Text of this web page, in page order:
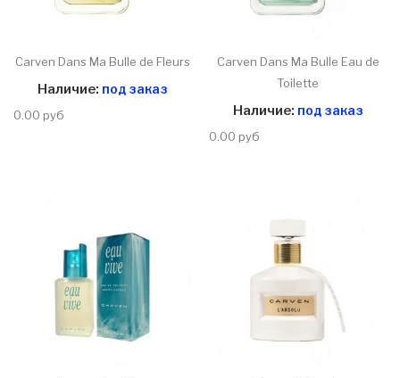
Carven Dans Ma Bulle de Fleurs
Наличие: под заказ
0.00 руб
Carven Dans Ma Bulle Eau de
Toilette
Наличие: под заказ
0.00 руб